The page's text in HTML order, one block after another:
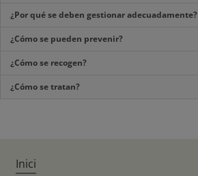
¿Por qué se deben gestionar adecuadamente?
¿Cómo se pueden prevenir?
¿Cómo se recogen?
¿Cómo se tratan?
Inici